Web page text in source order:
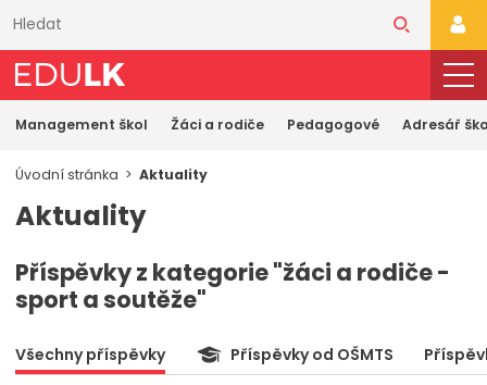
obsahu
Management škol Žáci a rodiče Pedagogové Adresář
Úvodní stránka Aktuality
Aktuality
Příspěvky z kategorie "žáci a rodiče -
sport a soutěže"
Všechny příspěvky Příspěvky od OŠMTS